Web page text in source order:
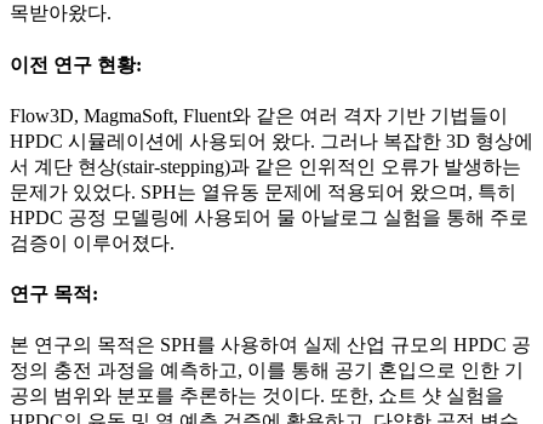
목받아왔다.
이전 연구 현황:
Flow3D, MagmaSoft, Fluent와 같은 여러 격자 기반 기법들이
HPDC 시뮬레이션에 사용되어 왔다. 그러나 복잡한 3D 형상에
서 계단 현상(stair-stepping)과 같은 인위적인 오류가 발생하는
문제가 있었다. SPH는 열유동 문제에 적용되어 왔으며, 특히
HPDC 공정 모델링에 사용되어 물 아날로그 실험을 통해 주로
검증이 이루어졌다.
연구 목적:
본 연구의 목적은 SPH를 사용하여 실제 산업 규모의 HPDC 공
정의 충전 과정을 예측하고, 이를 통해 공기 혼입으로 인한 기
공의 범위와 분포를 추론하는 것이다. 또한, 쇼트 샷 실험을